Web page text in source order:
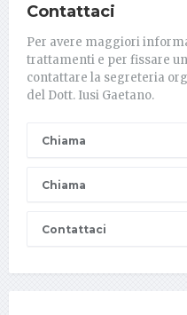
Contattaci
Per avere maggiori
trattamenti e per fissare
contattare la segreteria
del Dott. Iusi Gaetano.
Chiama
Chiama
Contattaci